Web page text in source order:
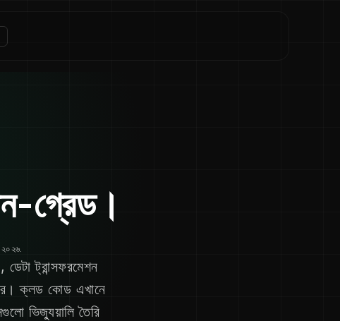
গ্রেড।
২০২৬.
ট্রান্সফরমেশন
ক্লড কোড এখানে
ভিজ্যুয়ালি তৈরি